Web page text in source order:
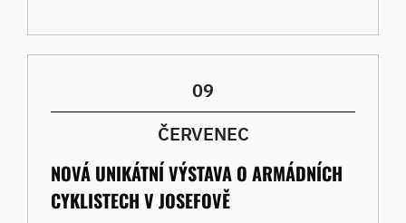
09
ČERVENEC
NOVÁ UNIKÁTNÍ VÝSTAVA O ARMÁDNÍCH
CYKLISTECH V JOSEFOVĚ